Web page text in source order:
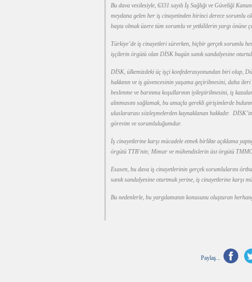
Bu dava vesilesiyle, 6331 sayılı İş Sağlığı ve Güveliği
meydana gelen her iş cinayetinden birinci derece sorumlu
başta olmak üzere tüm sorumlu ve yetkililerin yargı önüne
Türkiye’de iş cinayetleri sürerken, hiçbir gerçek sorumlu
işçilerin örgütü olan DİSK bugün sanık sandalyesine
DİSK, ülkemizdeki üç işçi konfederasyonundan biri olup,
hakkının ve iş güvencesinin yaşama geçirilmesini, daha
beslenme ve barınma koşullarının iyileştirilmesini, iş
alınmasını sağlamak, bu amaçla gerekli girişimlerde
uluslararası sözleşmelerden kaynaklanan hakkıdır.
görevim ve sorumluluğumdur.
İş cinayetlerine karşı mücadele etmek birlikte açıklama
örgütü TTB’nin; Mimar ve mühendislerin üst örgütü
Esasen, bu dava iş cinayetlerinin gerçek sorumlularını
sanık sandalyesine oturtmak yerine, iş cinayetlerine karşı
Bu nedenlerle, bu yargılamanın konusunu oluşturan
Paylaş...